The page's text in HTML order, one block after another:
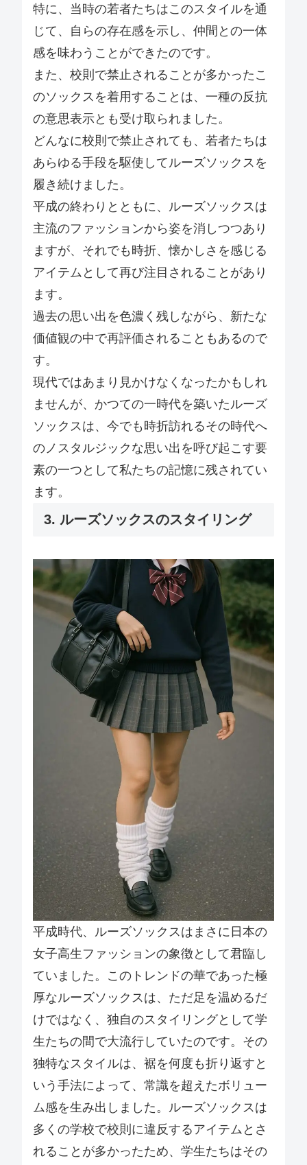
特に、当時の若者たちはこのスタイルを通
じて、自らの存在感を示し、仲間との一体
感を味わうことができたのです。
また、校則で禁止されることが多かったこ
のソックスを着用することは、一種の反抗
の意思表示とも受け取られました。
どんなに校則で禁止されても、若者たちは
あらゆる手段を駆使してルーズソックスを
履き続けました。
平成の終わりとともに、ルーズソックスは
主流のファッションから姿を消しつつあり
ますが、それでも時折、懐かしさを感じる
アイテムとして再び注目されることがあり
ます。
過去の思い出を色濃く残しながら、新たな
価値観の中で再評価されることもあるので
す。
現代ではあまり見かけなくなったかもしれ
ませんが、かつての一時代を築いたルーズ
ソックスは、今でも時折訪れるその時代へ
のノスタルジックな思い出を呼び起こす要
素の一つとして私たちの記憶に残されてい
ます。
3. ルーズソックスのスタイリング
平成時代、ルーズソックスはまさに日本の
女子高生ファッションの象徴として君臨し
ていました。このトレンドの華であった極
厚なルーズソックスは、ただ足を温めるだ
けではなく、独自のスタイリングとして学
生たちの間で大流行していたのです。その
独特なスタイルは、裾を何度も折り返すと
いう手法によって、常識を超えたボリュー
ム感を生み出しました。ルーズソックスは
多くの学校で校則に違反するアイテムとさ
れることが多かったため、学生たちはその